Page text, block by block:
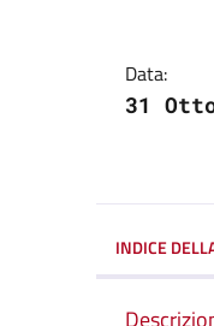
Data:
31
INDICE